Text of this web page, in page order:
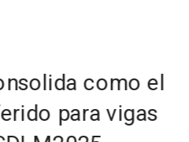
como el
para vigas